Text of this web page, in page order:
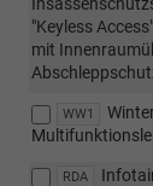
"Keyless
mit
WW1
RDA